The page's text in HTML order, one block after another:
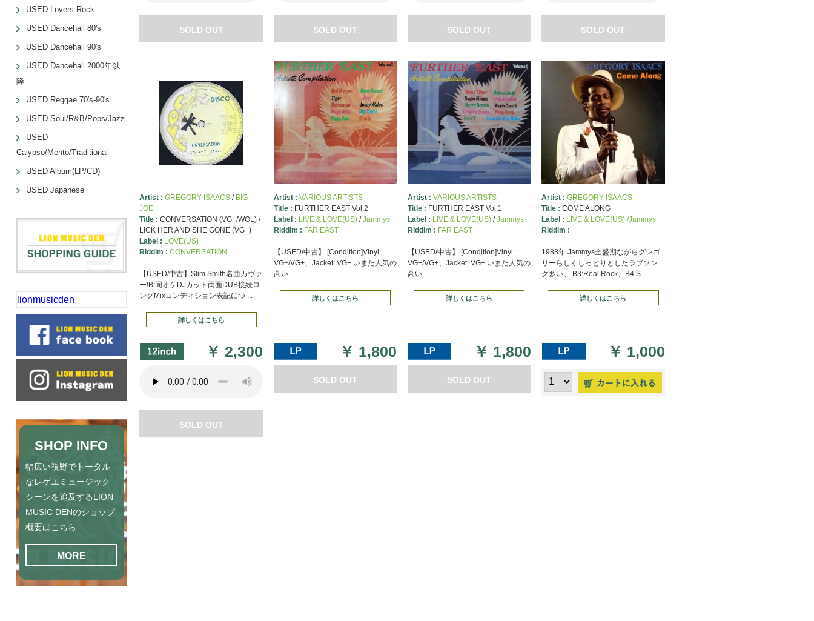
SOLD OUT SOLD OUT SOLD OUT SOLD OUT
Artist :GREGORY ISAACS / BIG
JOE
Title :CONVERSATION (VG+/WOL) /
LICK HER AND SHE GONE (VG+)
Label : LOVE(US)
Riddim :CONVERSATION
【USED/中古】Slim Smith名曲カヴァ
ー!B:同オケDJカット両面DUB接続ロ
ングMixコンディション表記につ ...
詳しくはこちら
￥2,300
SOLD OUT
Artist : VARIOUS ARTISTS
Title : FURTHER EAST Vol.2
Label : LIVE & LOVE(US)/Jammys
Riddim : FAR EAST
【USED/中古】 [Condition]Vinyl:
VG+/VG+、Jacket: VG+ いまだ人気の
高い ...
詳しくはこちら
￥ 1,800
SOLD OUT
Artist : VARIOUS ARTISTS
Title : FURTHER EAST Vol.1
Label : LIVE & LOVE(US)/Jammys
Riddim : FAR EAST
【USED/中古】 [Condition]Vinyl:
VG+/VG+、Jacket: VG+ いまだ人気の
高い ...
詳しくはこちら
￥ 1,800
SOLD OUT
Artist : GREGORY ISAACS
Title : COME ALONG
Label : LIVE & LOVE(US) /Jammys
Riddim :
1988年 Jammys全盛期ながらグレゴ
リーらしくしっとりとしたラブソン
グ多い。 B3:Real Rock、B4:S ...
詳しくはこちら
￥ 1,000
USED Lovers Rock
USED Dancehall 80's
USED Dancehall 90's
USED Dancehall 2000年以
降
USED Reggae 70's-90's
USED Soul/R&B/Pops/Jazz
USED
Calypso/Mento/Traditional
USED Album(LP/CD)
USED Japanese
lionmusicden
SHOP INFO
幅広い視野でトータル
なレゲエミュージック
シーンを追及するLION
MUSIC DENのショップ
概要はこちら
MORE